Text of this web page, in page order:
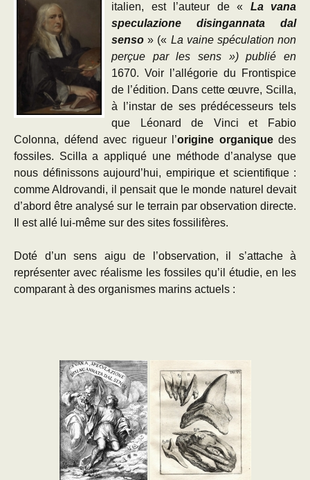
italien, est l’auteur de « La vana
speculazione disingannata dal
senso » (« La vaine spéculation non
perçue par les sens ») publié en
1670. Voir l’allégorie du Frontispice
de l’édition. Dans cette œuvre, Scilla,
à l’instar de ses prédécesseurs tels
que Léonard de Vinci et Fabio
Colonna, défend avec rigueur l’origine organiquedes
fossiles. Scilla a appliqué une méthode d’analyse que
nous définissons aujourd’hui, empirique et scientifique :
comme Aldrovandi, il pensait que le monde naturel devait
d’abord être analysé sur le terrain par observation directe.
Il est allé lui-même sur des sites fossilifères.
Doté d’un sens aigu de l’observation, il s’attache à
représenter avec réalisme les fossiles qu’il étudie, en les
comparant à des organismes marins actuels :